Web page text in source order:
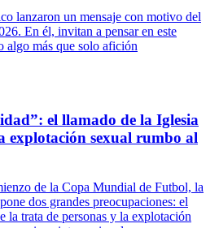
lanzaron un mensaje con motivo del
En él, invitan a pensar en este
algo más que solo afición
el llamado de la Iglesia
explotación sexual rumbo al
de la Copa Mundial de Futbol, la
dos grandes preocupaciones: el
la trata de personas y la explotación